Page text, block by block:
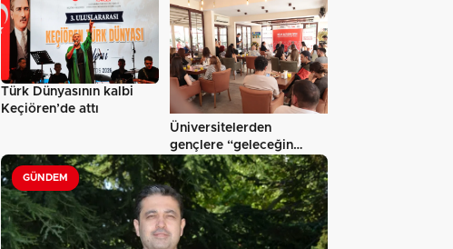
Türk Dünyasının kalbi
Keçiören’de attı
Üniversitelerden
gençlere “geleceğin
meslekleri” rehberliği…
GÜNDEM